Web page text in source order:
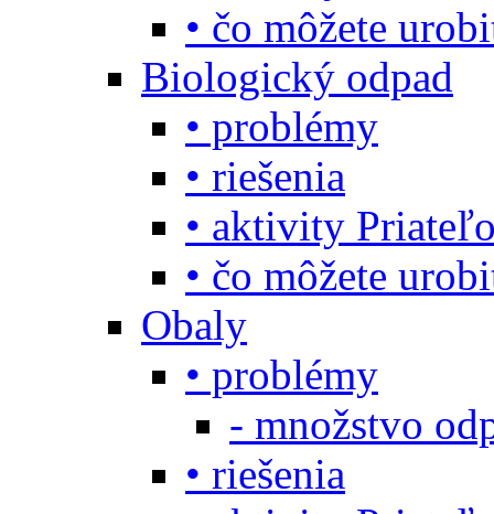
• čo môžete
Biologický odpad
• problémy
• riešenia
• aktivity
• čo môžete
Obaly
• problémy
- množstvo
• riešenia